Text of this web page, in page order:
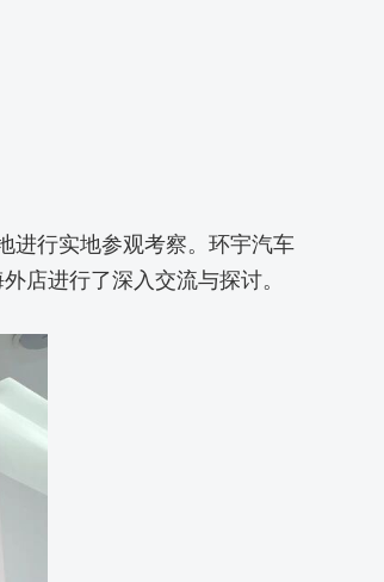
进行实地参观考察。环宇汽车
店进行了深入交流与探讨。